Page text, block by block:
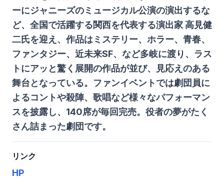
ーにジャニーズのミュージカル公演の演出するな
ど、全国で活躍する関西を代表する演出家 高見健
二氏を迎え、作品はミステリー、ホラー、青春、
ファンタジー、近未来SF、など多岐に渡り、ラス
トにアッと驚く展開の作品が並び、見応えのある
舞台となっている。ファンイベントでは劇団員に
よるコントや殺陣、歌唱など様々なパフォーマン
スを披露し、140席が毎回完売。役者の夢がたく
さん詰まった劇団です。
リンク
HP